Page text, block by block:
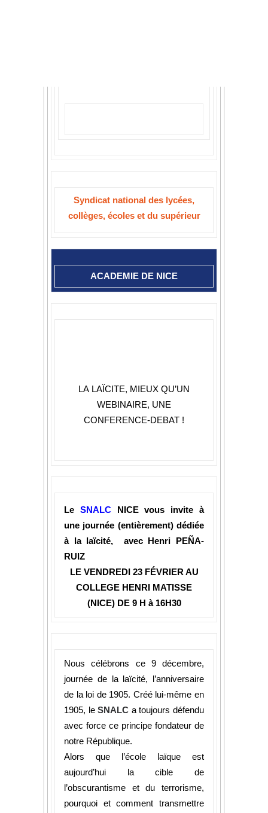
Syndicat national des lycées,
collèges, écoles et du supérieur
ACADEMIE DE NICE
LA LAÏCITE, MIEUX QU’UN
WEBINAIRE, UNE
CONFERENCE-DEBAT !
Le SNALCNICE vous invite à
une journée (entièrement) dédiée
à la laïcité, avec Henri PEÑA-
RUIZ
LE VENDREDI 23 FÉVRIER AU
COLLEGE HENRI MATISSE
(NICE) DE 9 H à 16H30
Nous célébrons ce 9 décembre,
journée de la laïcité, l’anniversaire
de la loi de 1905. Créé lui-même en
1905, leSNALC a toujours défendu
avec force ce principe fondateur de
notre République.
Alors que l’école laïque est
aujourd’hui la cible de
l’obscurantisme et du terrorisme,
pourquoi et comment transmettre